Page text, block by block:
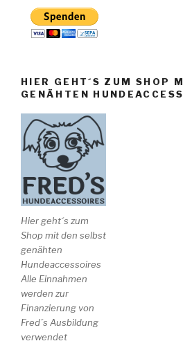
HIER GEHT´S ZUM SHOP
GENÄHTEN
Hier geht´s zum
Shop mit den selbst
genähten
Hundeaccessoires
Alle Einnahmen
werden zur
Finanzierung von
Fred´s Ausbildung
verwendet